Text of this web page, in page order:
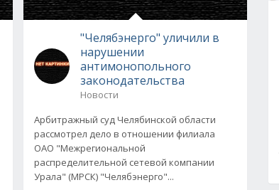
"Челябэнерго" уличили в
нарушении
антимонопольного
законодательства
Новости
Арбитражный суд Челябинской области
рассмотрел дело в отношении филиала
ОАО "Межрегиональной
распределительной сетевой компании
Урала" (МРСК) "Челябэнерго"...